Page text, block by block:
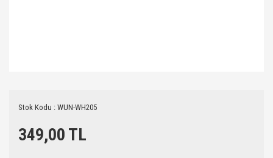
Stok Kodu : WUN-WH205
349,00 TL